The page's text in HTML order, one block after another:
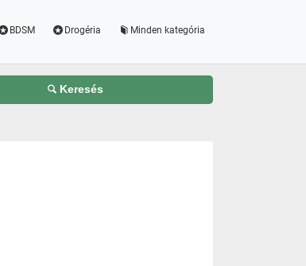
BDSM Drogéria Minden kategória
Keresés